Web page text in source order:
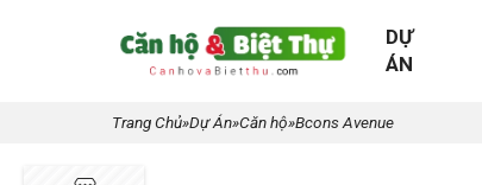
DỰ
ÁN
Trang Chủ»Dự Án»Căn hộ»Bcons Avenue